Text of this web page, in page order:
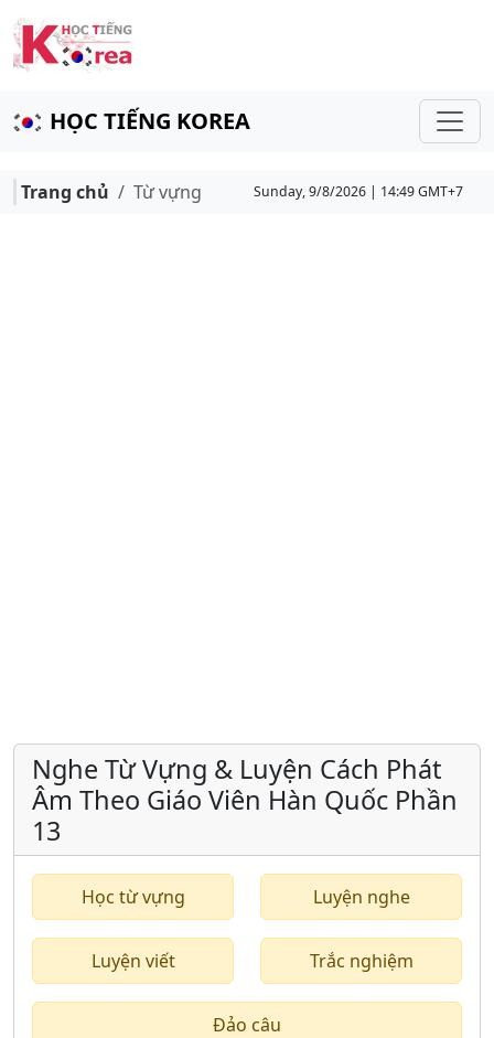
HỌC TIẾNG KOREA
Trang chủ Từ vựng Sunday, 9/8/2026 | 14:49 GMT+7
Nghe Từ Vựng & Luyện Cách Phát
Âm Theo Giáo Viên Hàn Quốc Phần
13
Học từ vựng Luyện nghe
Luyện viết Trắc nghiệm
Đảo câu